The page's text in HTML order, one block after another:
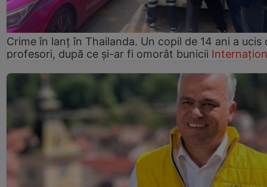
Crime în lanț în Thailanda. Un copil de 14 ani a ucis
profesori, după ce și-ar fi omorât bunicii